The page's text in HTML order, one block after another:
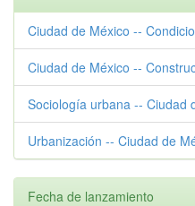
Ciudad de México --
Ciudad de México --
Sociología urbana -- Ciudad
Urbanización -- Ciudad de
Fecha de lanzamiento